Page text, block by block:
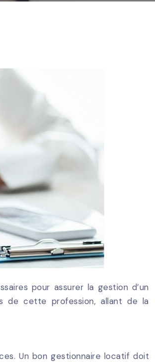
pour assurer la gestion d’un
de cette profession, allant de la
Un bon gestionnaire locatif doit